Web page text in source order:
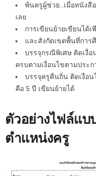
พ้นครูผู้ช่วย..เมื่อหนังสื
เลย
การเขียนย้ายเขียนได้เ
และสังกัดเขตพื้นที่การ
บรรจุกรณีพิเศษ ติดเงื่
ครบตามเงื่อนไขตามประ
บรรจุครูคืนถิ่น ติดเงื่อ
คือ 5 ปี เขียนย้ายได้
ตัวอย่างไฟล์แบ
ตำแหน่งครู